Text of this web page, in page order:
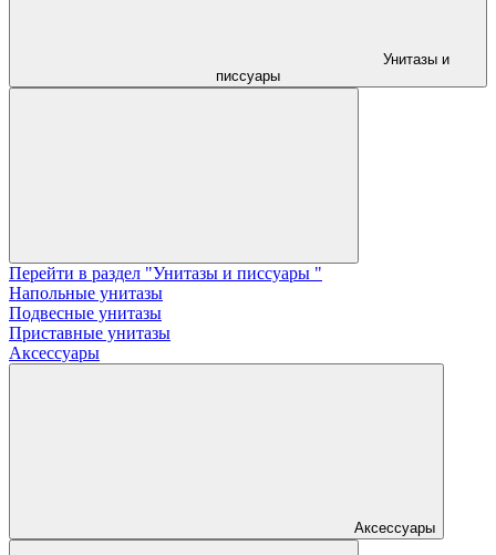
Унитазы и
писсуары
Перейти в раздел "Унитазы и писсуары "
Напольные унитазы
Подвесные унитазы
Приставные унитазы
Аксессуары
Аксессуары